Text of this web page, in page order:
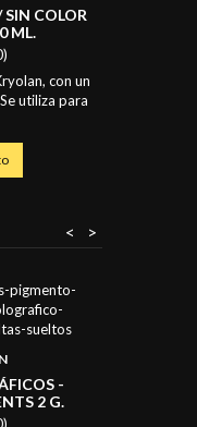
COLOR
ML.
con un
utiliza para
narices,
similares.
sin color.
>
<
-
2 G.